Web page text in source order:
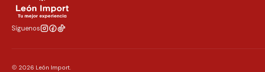
Síguenos
2026 León Import.